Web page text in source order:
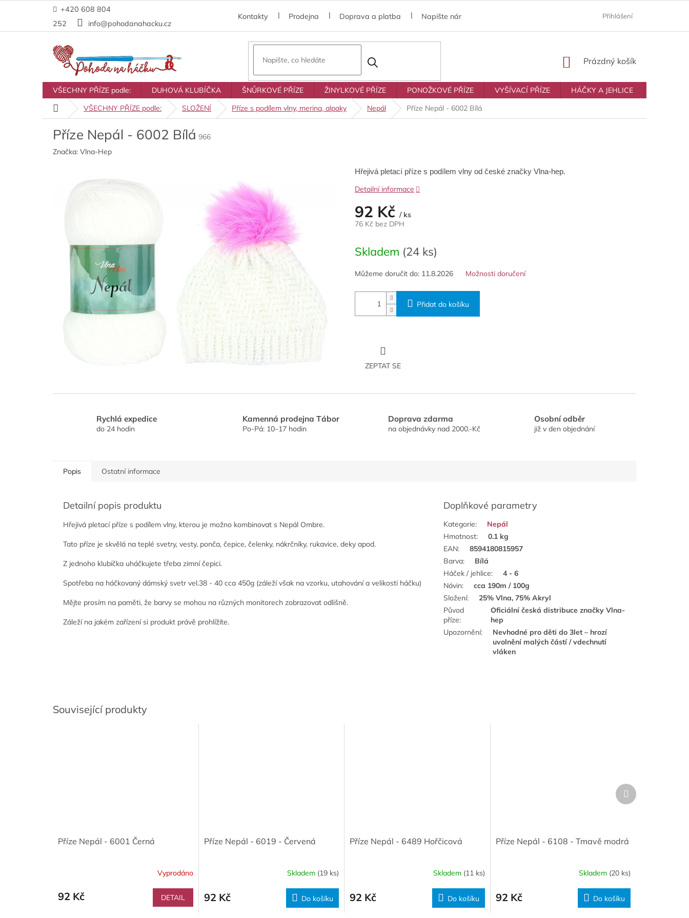
+420 608 804
252
info@pohodanahacku.cz
Kontakty Prodejna Doprava a platba Napište nám Prodávané značky
Přihlášení
NÁKUPNÍ
Prázdný košík
VŠECHNY PŘÍZE podle: DUHOVÁ KLUBÍČKA ŠNŮRKOVÉ PŘÍZE ŽINYLKOVÉ PŘÍZE PONOŽKOVÉ PŘÍZE VYŠÍVACÍ PŘÍZE HÁČKY A JEHLICE
Domů VŠECHNY PŘÍZE podle: SLOŽENÍ Příze s podílem vlny, merina, alpaky Nepál Příze Nepál - 6002 Bílá
Příze Nepál - 6002 Bílá 966
Značka: Vlna-Hep
92 Kč / ks
76 Kč bez DPH
cena:
Skladem (24 ks)
Můžeme doručit do: 11.8.2026 Možnosti doručení
Přidat do košíku
Hřejivá pletací příze s podílem vlny od české značky Vlna-hep.
Detailní informace
ZEPTAT SE
Rychlá expedice
do 24 hodin
Kamenná prodejna Tábor
Po-Pá: 10–17 hodin
Doprava zdarma
na objednávky nad 2000.-Kč
Osobní odběr
již v den objednání
Související produkty
Příze Nepál - 6001 Černá
Vyprodáno
92 Kč DETAIL
Příze Nepál - 6019 - Červená
Skladem (19 ks)
92 Kč Do košíku
Příze Nepál - 6489 Hořčicová
Skladem (11 ks)
92 Kč Do košíku
Příze Nepál - 6108 - Tmavě modrá
Skladem (20 ks)
92 Kč Do košíku
Další
produkt
Popis Ostatní informace
Detailní popis produktu
Hřejivá pletací příze s podílem vlny, kterou je možno kombinovat s Nepál Ombre.
Tato příze je skvělá na teplé svetry, vesty, ponča, čepice, čelenky, nákrčníky, rukavice, deky apod.
Z jednoho klubíčka uháčkujete třeba zimní čepici.
Spotřeba na háčkovaný dámský svetr vel.38 - 40 cca 450g (záleží však na vzorku, utahování a velikosti háčku)
Mějte prosím na paměti, že barvy se mohou na různých monitorech zobrazovat odlišně.
Záleží na jakém zařízení si produkt právě prohlížíte.
Doplňkové parametry
Kategorie:
Nepál
Hmotnost:
0.1 kg
EAN:
8594180815957
Barva:
Bílá
Háček / jehlice:
4 - 6
Návin:
cca 190m / 100g
Složení:
25% Vlna, 75% Akryl
Původ
příze:
Oficiální česká distribuce značky Vlna-
hep
Upozornění:
Nevhodné pro děti do 3let – hrozí
uvolnění malých částí / vdechnutí
vláken